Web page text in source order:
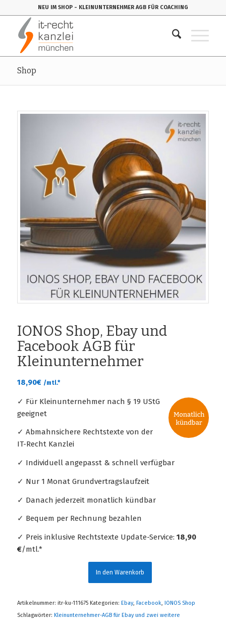
NEU IM SHOP - KLEINUNTERNEHMER AGB FÜR COACHING
Shop
IONOS Shop, Ebay und
Facebook AGB für
Kleinunternehmer
18,90€ /mtl.*
✓ Für Kleinunternehmer nach § 19 UStG
geeignet
✓ Abmahnsichere Rechtstexte von der
IT-Recht Kanzlei
✓ Individuell angepasst & schnell verfügbar
✓ Nur 1 Monat Grundvertragslaufzeit
✓ Danach jederzeit monatlich kündbar
✓ Bequem per Rechnung bezahlen
✓ Preis inklusive Rechtstexte Update-Service: 18,90
€/mtl.*
In den Warenkorb
Artikelnummer: itr-ku-111675 Kategorien: Ebay, Facebook, IONOS Shop
Schlagwörter: Kleinunternehmer-AGB für Ebay und zwei weitere